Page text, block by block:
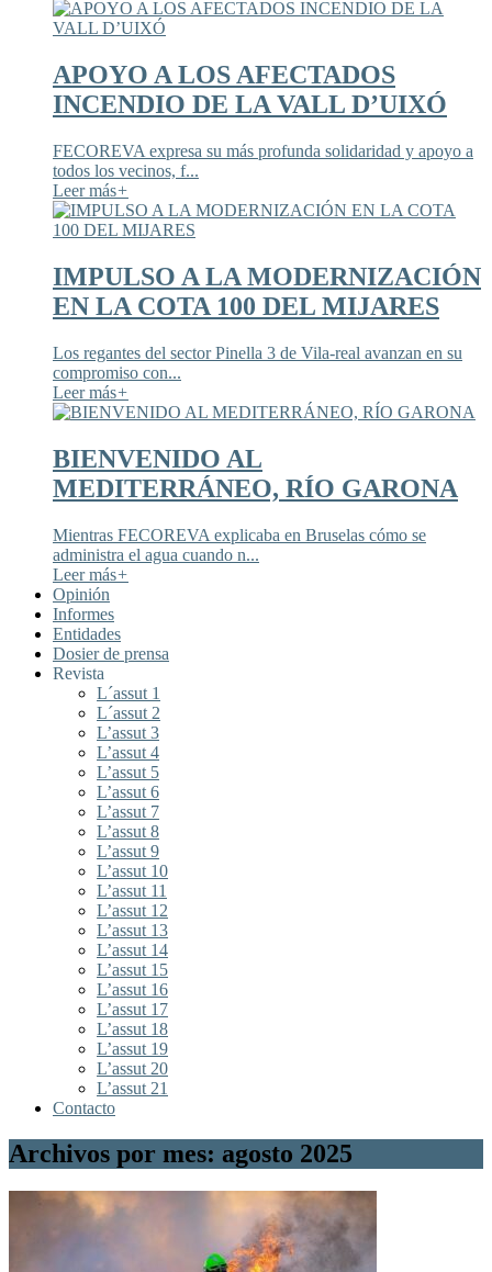
APOYO A LOS AFECTADOS
INCENDIO DE LA VALL D’UIXÓ
FECOREVA expresa su más profunda solidaridad y apoyo a
todos los vecinos, f...
Leer más+
IMPULSO A LA MODERNIZACIÓN
EN LA COTA 100 DEL MIJARES
Los regantes del sector Pinella 3 de Vila-real avanzan en su
compromiso con...
Leer más+
BIENVENIDO AL
MEDITERRÁNEO, RÍO GARONA
Mientras FECOREVA explicaba en Bruselas cómo se
administra el agua cuando n...
Leer más+
Opinión
Informes
Entidades
Dosier de prensa
Revista
L´assut 1
L´assut 2
L’assut 3
L’assut 4
L’assut 5
L’assut 6
L’assut 7
L’assut 8
L’assut 9
L’assut 10
L’assut 11
L’assut 12
L’assut 13
L’assut 14
L’assut 15
L’assut 16
L’assut 17
L’assut 18
L’assut 19
L’assut 20
L’assut 21
Contacto
Archivos por mes: agosto 2025